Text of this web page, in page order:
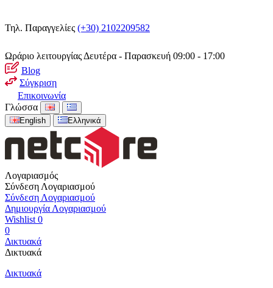
Τηλ. Παραγγελίες (+30) 2102209582
Ωράριο λειτουργίας Δευτέρα - Παρασκευή 09:00 - 17:00
Blog
Σύγκριση
Επικοινωνία
Γλώσσα
English Ελληνικά
Λογαριασμός
Σύνδεση Λογαριασμού
Σύνδεση Λογαριασμού
Δημιουργία Λογαριασμού
Wishlist 0
0
Δικτυακά
Δικτυακά
Δικτυακά